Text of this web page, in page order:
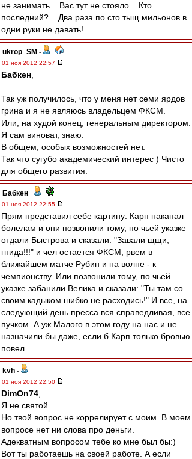
не занимать... Вас тут не стояло... Кто
последний?... Два раза по сто тыщ мильонов в
одни руки не давать!
ukrop_SM -
01 ноя 2012 22:57
Бабкен
Так уж получилось, что у меня нет семи ярдов
грина и я не являюсь владельцем ФКСМ.
Или, на худой конец, генеральным директором.
Я сам виноват, знаю.
В общем, особых возможностей нет.
Так что сугубо академический интерес ) Чисто
для общего развития.
Бабкен -
01 ноя 2012 22:55
Прям представил себе картину: Карп накапал
болелам и они позвонили тому, по чьей указке
отдали Быстрова и сказали: "Завали щщи,
гнида!!!" и чел остается ФКСМ, рвем в
ближайшем матче Рубин и на волне - к
чемпионству. Или позвонили тому, по чьей
указке забанили Велика и сказали: "Ты там со
своим кадыком шибко не расходись!" И все, на
следующий день пресса вся справедливая, все
пучком. А уж Малого в этом году на нас и не
назначили бы даже, если б Карп только бровью
повел..
kvh -
01 ноя 2012 22:50
DimOn74
Я не святой.
Но твой вопрос не коррелирует с моим. В моем
вопросе нет ни слова про деньги.
Адекватным вопросом тебе ко мне был бы:)
Вот ты работаешь на своей работе. А если